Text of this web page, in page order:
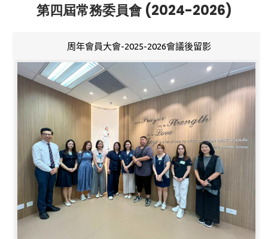
第四屆常務委員會 (2024-2026)
周年會員大會-2025-2026會議後留影